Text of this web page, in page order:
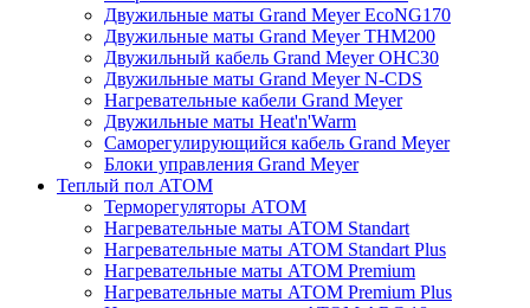
Двужильные маты Grand Meyer EcoNG170
Двужильные маты Grand Meyer THM200
Двужильный кабель Grand Meyer OHC30
Двужильные маты Grand Meyer N-CDS
Нагревательные кабели Grand Meyer
Двужильные маты Heat'n'Warm
Саморегулирующийся кабель Grand Meyer
Блоки управления Grand Meyer
Теплый пол ATOM
Терморегуляторы АТОМ
Нагревательные маты АТОМ Standart
Нагревательные маты АТОМ Standart Plus
Нагревательные маты АТОМ Premium
Нагревательные маты АТОМ Premium Plus